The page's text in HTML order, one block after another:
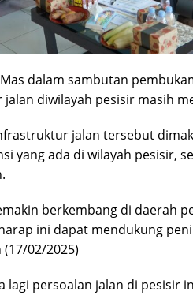
dalam sambutan
diwilayah pesisir masih
jalan tersebut
yang ada di wilayah pesisir,
berkembang di daerah
ini dapat mendukung
(17/02/2025)
lagi persoalan jalan di pesisir